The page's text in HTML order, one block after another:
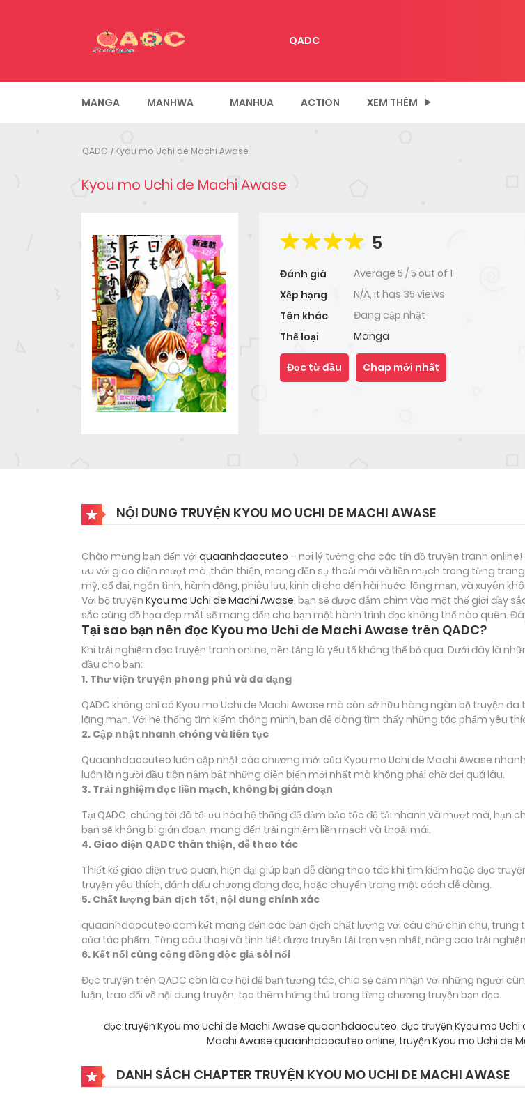
QADC
MANGA MANHWA MANHUA ACTION XEM THÊM
QADC Kyou mo Uchi de Machi Awase
Kyou mo Uchi de Machi Awase
5
Đánh giá Average 5 /5 out of 1
Xếp hạng
N/A, it has 35 views
Tên khác
Đang cập nhật
Thể loại
Manga
Đọc từ đầu Chap mới nhất
NỘI DUNG TRUYỆN KYOU MO UCHI DE MACHI AWASE
Chào mừng bạn đến với quaanhdaocuteo – nơi lý tưởng cho các tín đồ truyện tranh
ưu với giao diện mượt mà, thân thiện, mang đến sự thoải mái và liền mạch trong từng
mỹ, cổ đại, ngôn tình, hành động, phiêu lưu, kinh dị cho đến hài hước, lãng mạn, và xuyên
Với bộ truyện Kyou mo Uchi de Machi Awase, bạn sẽ được đắm chìm vào một thế giới đầy
sắc cùng đồ họa đẹp mắt sẽ mang đến cho bạn một hành trình đọc không thể nào quên.
Tại sao bạn nên đọc Kyou mo Uchi de Machi Awase trên QADC?
Khi trải nghiệm đọc truyện tranh online, nền tảng là yếu tố không thể bỏ qua. Dưới đây là
đầu cho bạn:
1. Thư viện truyện phong phú và đa dạng
QADC không chỉ có Kyou mo Uchi de Machi Awase mà còn sở hữu hàng ngàn bộ truyện
lãng mạn. Với hệ thống tìm kiếm thông minh, bạn dễ dàng tìm thấy những tác phẩm yêu
2. Cập nhật nhanh chóng và liên tục
Quaanhdaocuteo luôn cập nhật các chương mới của Kyou mo Uchi de Machi Awase
luôn là người đầu tiên nắm bắt những diễn biến mới nhất mà không phải chờ đợi quá lâu.
3. Trải nghiệm đọc liền mạch, không bị gián đoạn
Tại QADC, chúng tôi đã tối ưu hóa hệ thống để đảm bảo tốc độ tải nhanh và mượt mà, hạn
bạn sẽ không bị gián đoạn, mang đến trải nghiệm liền mạch và thoải mái.
4. Giao diện QADC thân thiện, dễ thao tác
Thiết kế giao diện trực quan, hiện đại giúp bạn dễ dàng thao tác khi tìm kiếm hoặc đọc
truyện yêu thích, đánh dấu chương đang đọc, hoặc chuyển trang một cách dễ dàng.
5. Chất lượng bản dịch tốt, nội dung chính xác
quaanhdaocuteo cam kết mang đến các bản dịch chất lượng với câu chữ chỉn chu, trung
của tác phẩm. Từng câu thoại và tình tiết được truyền tải trọn vẹn nhất, nâng cao trải
6. Kết nối cùng cộng đồng độc giả sôi nổi
Đọc truyện trên QADC còn là cơ hội để bạn tương tác, chia sẻ cảm nhận với những người
luận, trao đổi về nội dung truyện, tạo thêm hứng thú trong từng chương truyện bạn đọc.
đọc truyện Kyou mo Uchi de Machi Awase quaanhdaocuteo, đọc truyện Kyou mo
Machi Awase quaanhdaocuteo online, truyện Kyou mo Uchi de
DANH SÁCH CHAPTER TRUYỆN KYOU MO UCHI DE MACHI AWASE